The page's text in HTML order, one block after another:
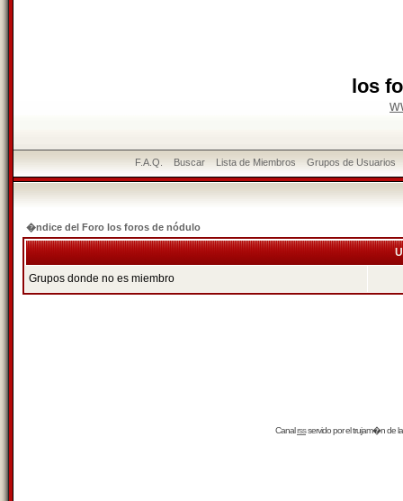
los
F.A.Q. Buscar Lista de Miembros Grupos de Usuarios
�ndice del Foro los foros de nódulo
Grupos donde no es miembro
Canalrssservido por eltrujam�nde